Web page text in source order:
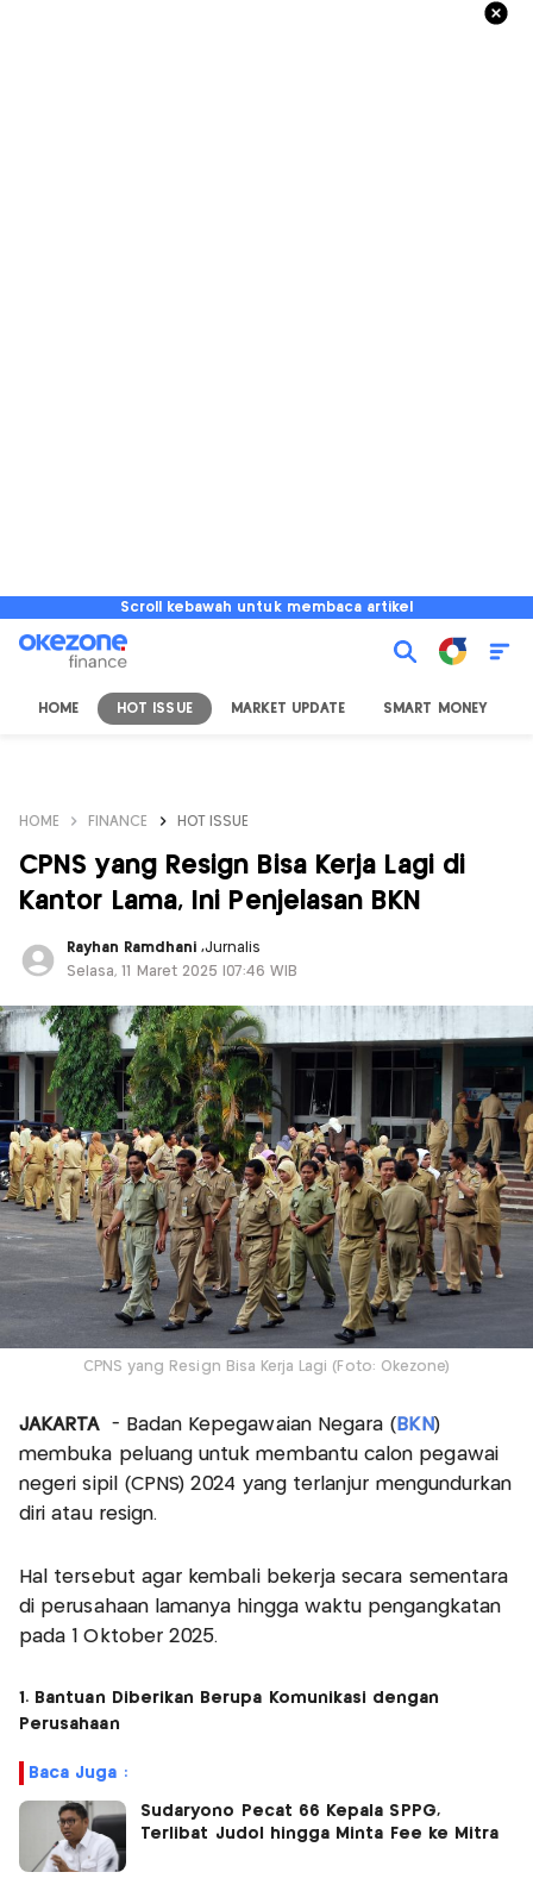
Scroll kebawah untuk membaca artikel
HOME HOT ISSUE MARKET UPDATE SMART MONEY
HOME FINANCE HOT ISSUE
CPNS yang Resign Bisa Kerja Lagi di
Kantor Lama, Ini Penjelasan BKN
Rayhan Ramdhani ,Jurnalis
Selasa, 11 Maret 2025 |07:46 WIB
CPNS yang Resign Bisa Kerja Lagi (Foto: Okezone)
JAKARTA- Badan Kepegawaian Negara ( BKN )
membuka peluang untuk membantu calon pegawai
negeri sipil (CPNS) 2024 yang terlanjur mengundurkan
diri atau resign.
Hal tersebut agar kembali bekerja secara sementara
di perusahaan lamanya hingga waktu pengangkatan
pada 1 Oktober 2025.
1. Bantuan Diberikan Berupa Komunikasi dengan
Perusahaan
Baca Juga :
Sudaryono Pecat 66 Kepala SPPG,
Terlibat Judol hingga Minta Fee ke Mitra